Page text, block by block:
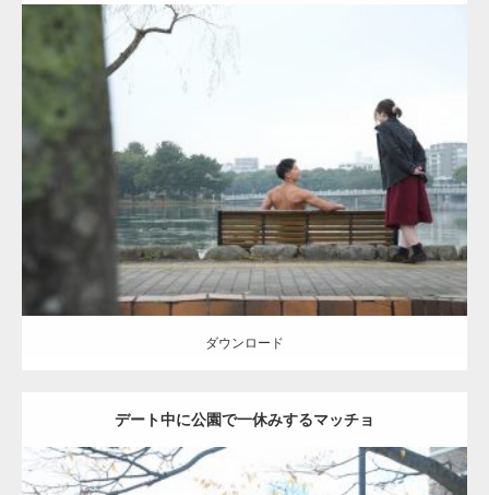
公園のマッチョ AKIHITO(細マッチョ) 背中
ダウンロード
ダウンロード
デート中に公園で一休みするマッチョ